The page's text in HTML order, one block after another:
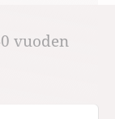
vuoden